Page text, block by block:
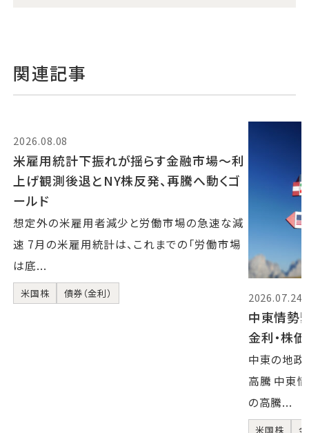
関連記事
2026.08.08
米雇用統計下振れが揺らす金融市場～利
上げ観測後退とNY株反発、再騰へ動くゴ
ールド
想定外の米雇用者減少と労働市場の急速な減
速 7月の米雇用統計は、これまでの「労働市場
は底...
米国株 債券（金利） 2026.07.24
中東情勢
金利・株
中東の地政
高騰 中東
の高騰...
米国株 金